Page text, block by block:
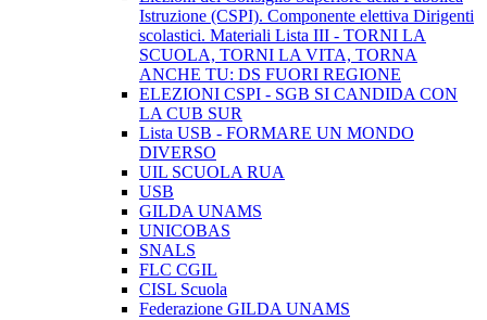
Istruzione (CSPI). Componente elettiva Dirigenti
scolastici. Materiali Lista III - TORNI LA
SCUOLA, TORNI LA VITA, TORNA
ANCHE TU: DS FUORI REGIONE
ELEZIONI CSPI - SGB SI CANDIDA CON
LA CUB SUR
Lista USB - FORMARE UN MONDO
DIVERSO
UIL SCUOLA RUA
USB
GILDA UNAMS
UNICOBAS
SNALS
FLC CGIL
CISL Scuola
Federazione GILDA UNAMS